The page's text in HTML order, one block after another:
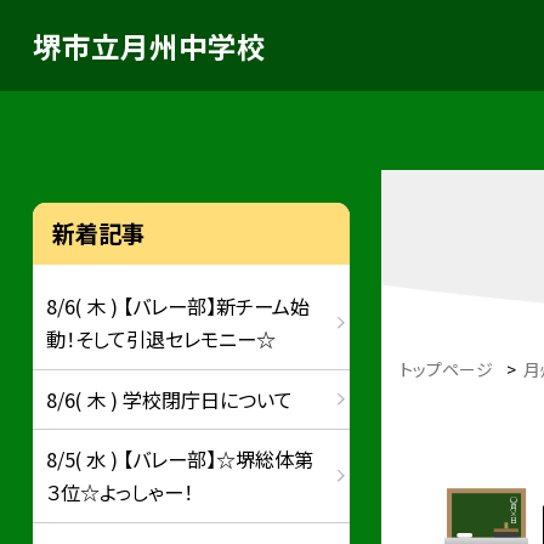
堺市立月州中学校
トップページ >
新着記事
8/6( 木 ) 【バレー部】新チーム始
動！そして引退セレモニー☆
8/6( 木 ) 学校閉庁日について
8/5( 水 ) 【バレー部】☆堺総体第
３位☆よっしゃー！